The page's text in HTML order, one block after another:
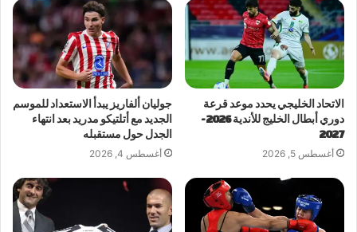
الاتحاد الخليجي يحدد موعد قرعة
دوري أبطال الخليج للأندية 2026-
2027
أغسطس 5, 2026
جوليان ألفاريز يبدأ الاستعداد للموسم
الجديد مع أتلتيكو مدريد بعد انتهاء
الجدل حول مستقبله
أغسطس 4, 2026